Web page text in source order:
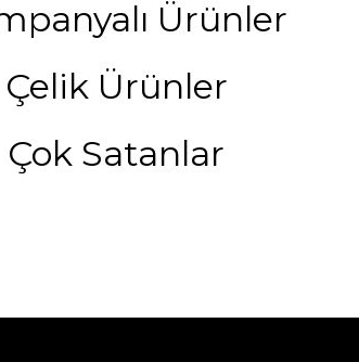
Ürünler
Çelik Ürünler
Çok Satanlar